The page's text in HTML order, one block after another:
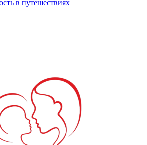
в путешествиях